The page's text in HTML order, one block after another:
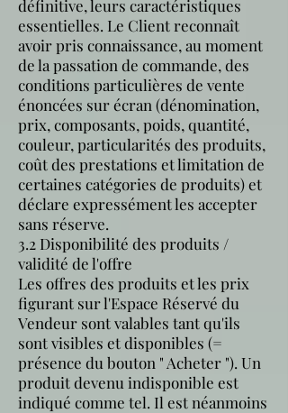
définitive, leurs caractéristiques
essentielles. Le Client reconnaît
avoir pris connaissance, au moment
de la passation de commande, des
conditions particulières de vente
énoncées sur écran (dénomination,
prix, composants, poids, quantité,
couleur, particularités des produits,
coût des prestations et limitation de
certaines catégories de produits) et
déclare expressément les accepter
sans réserve.
3.2 Disponibilité des produits /
validité de l'offre
Les offres des produits et les prix
figurant sur l'Espace Réservé du
Vendeur sont valables tant qu'ils
sont visibles et disponibles (=
présence du bouton " Acheter "). Un
produit devenu indisponible est
indiqué comme tel. Il est néanmoins